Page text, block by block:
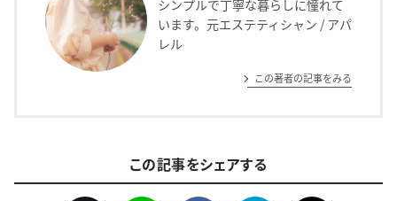
シンプルで丁寧な暮らしに憧れて
います。元エステティシャン / アパ
レル
この著者の記事をみる
この記事をシェアする